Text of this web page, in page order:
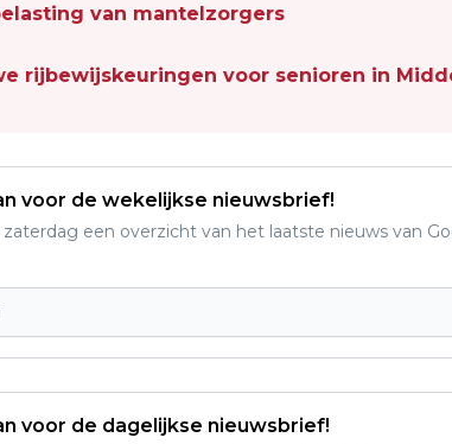
van mantelzorgers
rijbewijskeuringen voor senioren in
voor de wekelijkse nieuwsbrief!
zaterdag een overzicht van het laatste nieuws van
voor de dagelijkse nieuwsbrief!